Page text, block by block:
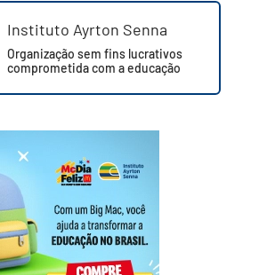
Instituto Ayrton Senna
Organização sem fins lucrativos
comprometida com a educação